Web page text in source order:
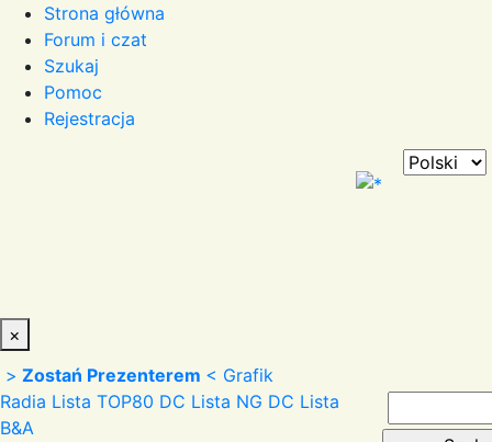
Strona główna
Forum i czat
Szukaj
Pomoc
Rejestracja
×
> Zostań Prezenterem < Grafik
Radia Lista TOP80 DC Lista NG DC Lista
B&A